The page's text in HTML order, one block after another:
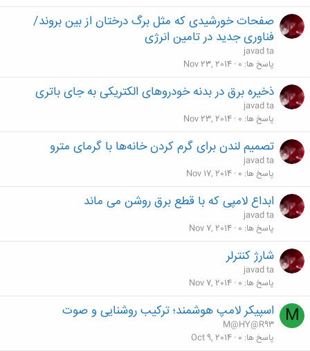
صفحات خورشیدی که مثل برگ درختان از بین بروند/
فناوری جدید در تامین انرژی
javad ta
پاسخ ها 0
Nov 23, 2014
ذخیره برق در بدنه خودروهای الکتریکی به جای باتری
javad ta
پاسخ ها 0
Nov 23, 2014
تصمیم لندن برای گرم کردن خانه‌ها با گرمای مترو
javad ta
پاسخ ها 0
Nov 17, 2014
ابداع لامپی که با قطع برق روشن می ماند
javad ta
پاسخ ها 0
Nov 7, 2014
شارژ کنترلر
javad ta
پاسخ ها 0
Nov 7, 2014
M اسپیکر لامپ هوشمند؛ ترکیب روشنایی و صوت
M@HY@R93
پاسخ ها 0
Oct 9, 2014